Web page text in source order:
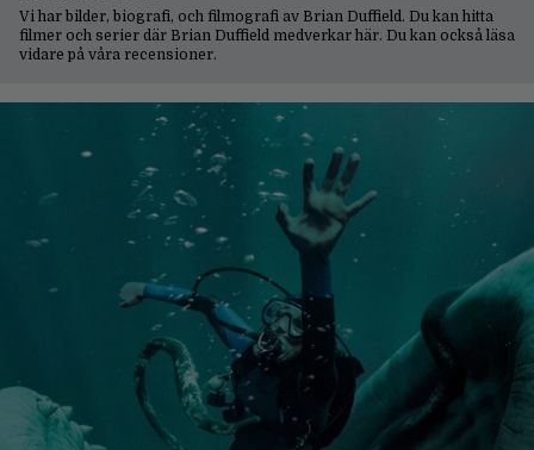
Vi har bilder, biografi, och filmografi av Brian Duffield. Du kan hitta
filmer och serier där Brian Duffield medverkar här. Du kan också läsa
vidare på våra recensioner.